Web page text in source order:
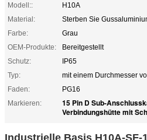
Modell::
H10A
Material:
Sterben Sie
Farbe:
Grau
OEM-Produkte:
Bereitgestellt
Schutz:
IP65
Typ:
mit einem Durchmesser
Faden:
PG16
Markieren:
15 Pin D Sub-
Verbindungshütte mit
Industrielle Basis H10A-SF-